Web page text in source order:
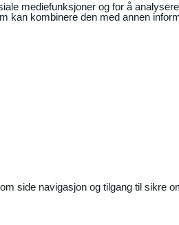
mediefunksjoner og for å
kombinere den med annen
side navigasjon og tilgang til sikre